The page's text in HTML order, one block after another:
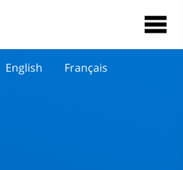
English Français